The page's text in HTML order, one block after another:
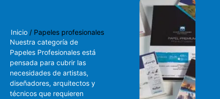
Inicio / Papeles profesionales
Nuestra categoría de
Papeles Profesionales está
pensada para cubrir las
necesidades de artistas,
diseñadores, arquitectos y
técnicos que requieren